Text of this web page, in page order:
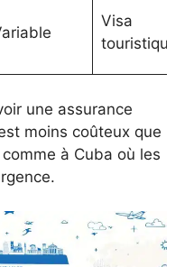
Visa
touristique
une assurance
moins coûteux que
à Cuba où les